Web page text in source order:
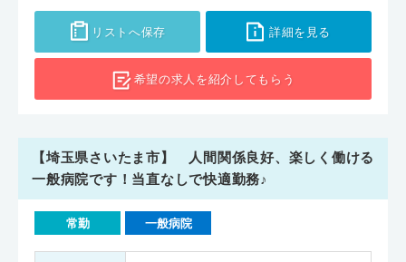
リストへ保存 詳細を見る
希望の求人を紹介してもらう
【埼玉県さいたま市】 人間関係良好、楽しく働ける
一般病院です！当直なしで快適勤務♪
常勤 一般病院